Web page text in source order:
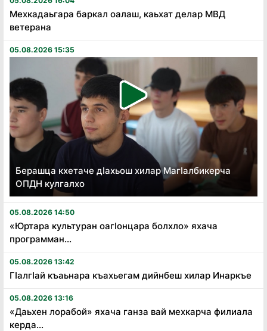
Мехкадаьгара баркал оалаш, каьхат делар МВД
ветерана
05.08.2026 15:35
Берашца кхетаче дӏахьош хилар Магӏалбикерча
ОПДН кулгалхо
05.08.2026 14:50
«Юртара культуран оагӏонцара болхло» яхача
программан...
05.08.2026 13:42
Гӏалгӏай къаьнара къахьегам дийнбеш хилар Инаркъе
05.08.2026 13:16
«Даьхен лорабой» яхача ганза вай мехкарча филиала
керда...